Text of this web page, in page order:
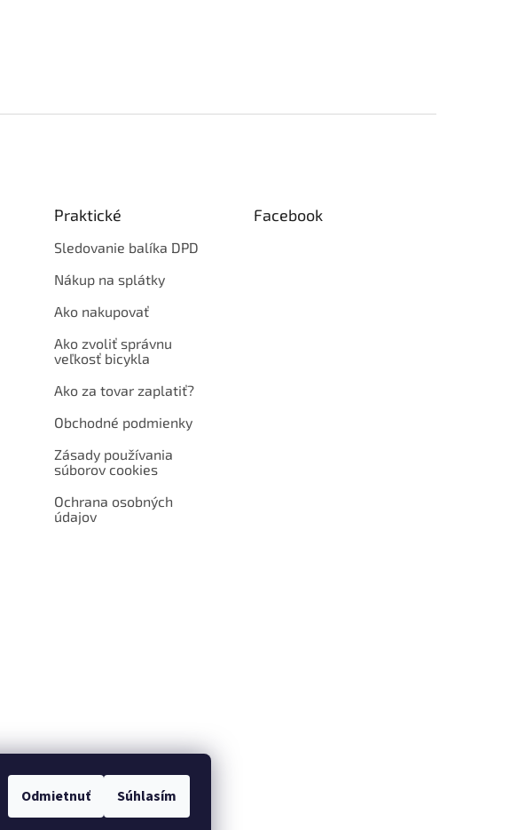
Odmietnuť Súhlasím
Praktické
Sledovanie balíka DPD
Nákup na splátky
Ako nakupovať
Ako zvoliť správnu
veľkosť bicykla
Ako za tovar zaplatiť?
Obchodné podmienky
Zásady používania
súborov cookies
Ochrana osobných
údajov
Facebook